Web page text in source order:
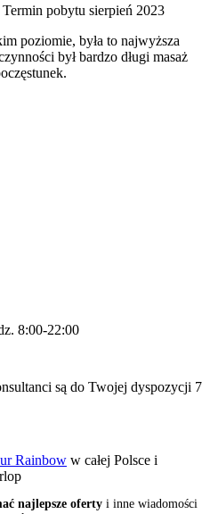
Termin pobytu sierpień 2023
poziomie, była to najwyższa
był bardzo długi masaż
8:00-22:00
są do Twojej dyspozycji 7
Rainbow w całej Polsce i
najlepsze oferty i inne wiadomości